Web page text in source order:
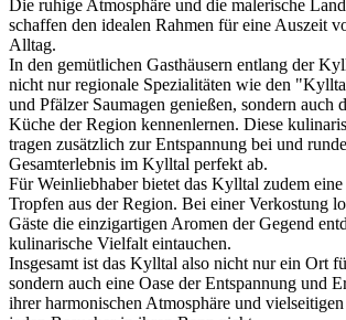
Die ruhige Atmosphäre und die malerische
schaffen den idealen Rahmen für eine Auszeit
Alltag.
In den gemütlichen Gasthäusern entlang der
nicht nur regionale Spezialitäten wie den
und Pfälzer Saumagen genießen, sondern auch
Küche der Region kennenlernen. Diese
tragen zusätzlich zur Entspannung bei und
Gesamterlebnis im Kylltal perfekt ab.
Für Weinliebhaber bietet das Kylltal zudem
Tropfen aus der Region. Bei einer Verkostung
Gäste die einzigartigen Aromen der Gegend
kulinarische Vielfalt eintauchen.
Insgesamt ist das Kylltal also nicht nur ein Ort
sondern auch eine Oase der Entspannung und
ihrer harmonischen Atmosphäre und vielseitigen